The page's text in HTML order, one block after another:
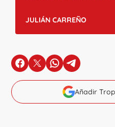
JULIÁN CARREÑO
en Facebook
en Xen Whatsapp
en Telegram
Añadir